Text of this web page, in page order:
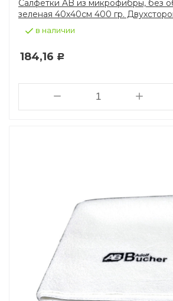
Салфетки AB из микрофибры, без
зеленая 40х40см 400 гр.
в наличии
184,16 Р